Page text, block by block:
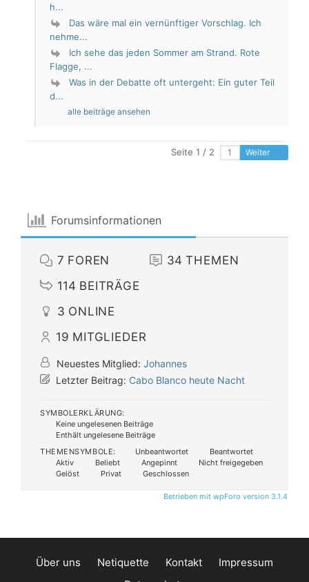
h...
Das wäre mal ein vernünftiger Vorschlag. Ich
nehme...
Ich sehe das jeden Sommer am Strand. Rote
Flagge, ...
Was in der Debatte oft untergeht: Ein guter Teil
d...
alle beiträge ansehen
Seite 1 / 2 Weiter
Forumsinformationen
7 FOREN 34 THEMEN
114 BEITRÄGE
3 ONLINE
19 MITGLIEDER
Neuestes Mitglied: Johannes
Letzter Beitrag: Cabo Blanco heute Nacht
SYMBOLERKLÄRUNG:
Keine ungelesenen Beiträge
Enthält ungelesene Beiträge
THEMENSYMBOLE:
Unbeantwortet
Beantwortet
Aktiv
Beliebt Angepinnt
Nicht freigegeben
Gelöst
Privat Geschlossen
Betrieben mit wpForo version 3.1.4
Über uns Netiquette Kontakt
Impressum